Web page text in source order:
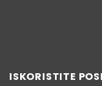
ISKORISTITE